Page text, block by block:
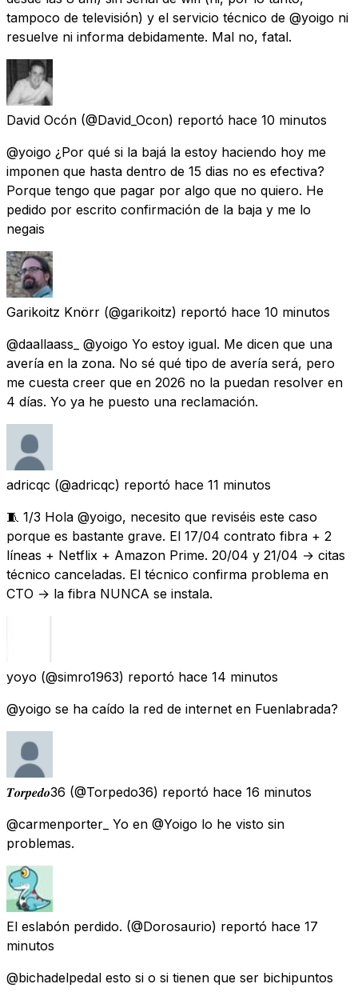
tampoco de televisión) y el servicio técnico de @yoigo ni
resuelve ni informa debidamente. Mal no, fatal.
David Ocón (@David_Ocon) reportó hace 10 minutos
@yoigo ¿Por qué si la bajá la estoy haciendo hoy me
imponen que hasta dentro de 15 dias no es efectiva?
Porque tengo que pagar por algo que no quiero. He
pedido por escrito confirmación de la baja y me lo
negais
Garikoitz Knörr (@garikoitz) reportó hace 10 minutos
@daallaass_ @yoigo Yo estoy igual. Me dicen que una
avería en la zona. No sé qué tipo de avería será, pero
me cuesta creer que en 2026 no la puedan resolver en
4 días. Yo ya he puesto una reclamación.
adricqc (@adricqc) reportó hace 11 minutos
🧵 1/3 Hola @yoigo, necesito que reviséis este caso
porque es bastante grave. El 17/04 contrato fibra + 2
líneas + Netflix + Amazon Prime. 20/04 y 21/04 → citas
técnico canceladas. El técnico confirma problema en
CTO → la fibra NUNCA se instala.
yoyo (@simro1963) reportó hace 14 minutos
@yoigo se ha caído la red de internet en Fuenlabrada?
𝑻𝒐𝒓𝒑𝒆𝒅𝒐36 (@Torpedo36) reportó hace 16 minutos
@carmenporter_ Yo en @Yoigo lo he visto sin
problemas.
El eslabón perdido. (@Dorosaurio) reportó hace 17
minutos
@bichadelpedal esto si o si tienen que ser bichipuntos